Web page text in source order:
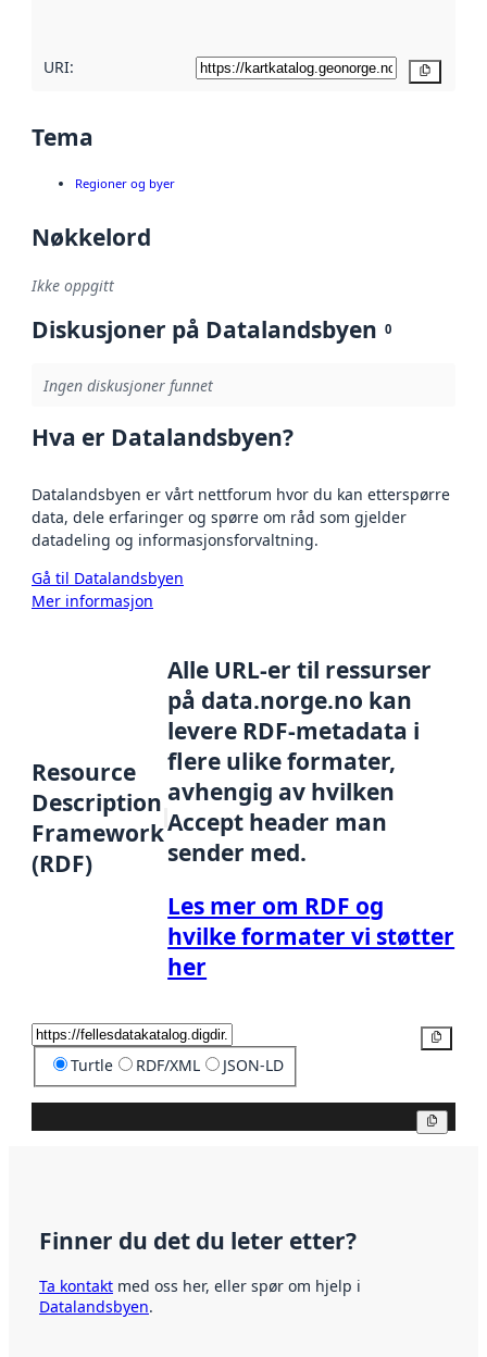
URI:
Tema
Regioner og byer
Nøkkelord
Ikke oppgitt
Diskusjoner på Datalandsbyen 0
Ingen diskusjoner funnet
Hva er Datalandsbyen?
Datalandsbyen er vårt nettforum hvor du kan etterspørre
data, dele erfaringer og spørre om råd som gjelder
datadeling og informasjonsforvaltning.
Gå til Datalandsbyen
Mer informasjon
Resource
Description
Framework
(RDF)
Alle URL-er til ressurser
på data.norge.no kan
levere RDF-metadata i
flere ulike formater,
avhengig av hvilken
Accept header man
sender med.
Les mer om RDF og
hvilke formater vi støtter
her
Turtle RDF/XML JSON-LD
Finner du det du leter etter?
Ta kontakt med oss her, eller spør om hjelp i
Datalandsbyen.